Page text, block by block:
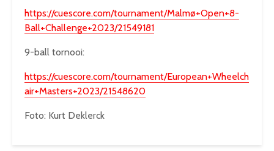
https://cuescore.com/tournament/Malmø+Open+8-
Ball+Challenge+2023/21549181
9-ball tornooi:
https://cuescore.com/tournament/European+Wheelch
air+Masters+2023/21548620
Foto: Kurt Deklerck